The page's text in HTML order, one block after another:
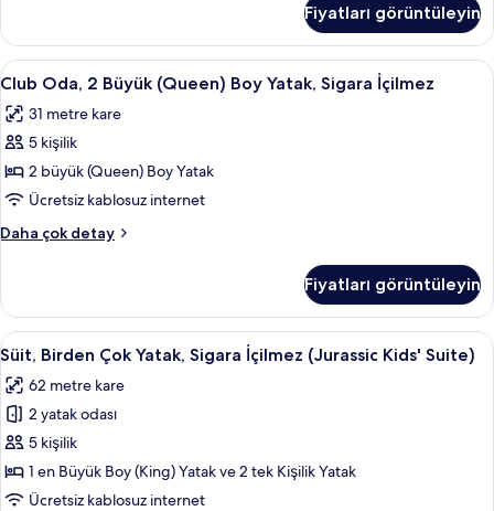
fotoğrafları
görün
Water
View
hakkında
fazla
detay
Fiyatları görüntüleyin
Club
Oda,
2
Büyük
(Queen)
Boy
Yatak,
Sigara
için
tüm
fotoğrafları
görün
Odada kasa, masa, dizüstü bilgisayar
5
Club Oda, 2 Büyük (Queen) Boy Yatak, Sigara İçilmez
31 metre kare
5 kişilik
2 büyük (Queen) Boy Yatak
Ücretsiz kablosuz internet
Daha çok detay
Club
(Queen)
Boy
Yatak,
İçilmez
hakkında
fazla
detay
Fiyatları görüntüleyin
Süit,
Birden
Çok
Yatak,
Sigara
İçilmez
(Jurassic
Süit, Birden Çok Yatak, Sigara
4
Süit, Birden Çok Yatak, Sigara İçilmez (Jurassic Kids' Suite)
62 metre kare
2 yatak odası
5 kişilik
1 en Büyük Boy (King) Yatak ve 2 tek Kişilik Yatak
Ücretsiz kablosuz internet